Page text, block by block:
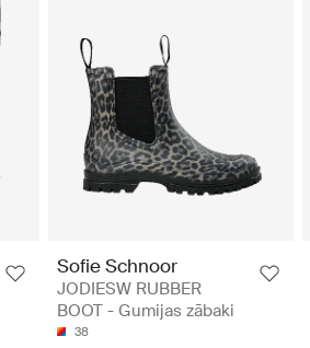
Sofie Schnoor
JODIESW RUBBER
BOOT - Gumijas zābaki
38